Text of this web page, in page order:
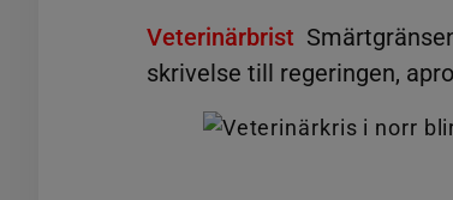
Veterinärbrist
skrivelse till regeringen,